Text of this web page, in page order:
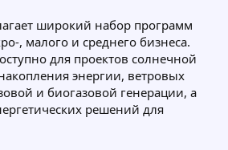
широкий набор программ
, малого и среднего бизнеса.
для проектов солнечной
энергии, ветровых
и биогазовой генерации, а
решений для